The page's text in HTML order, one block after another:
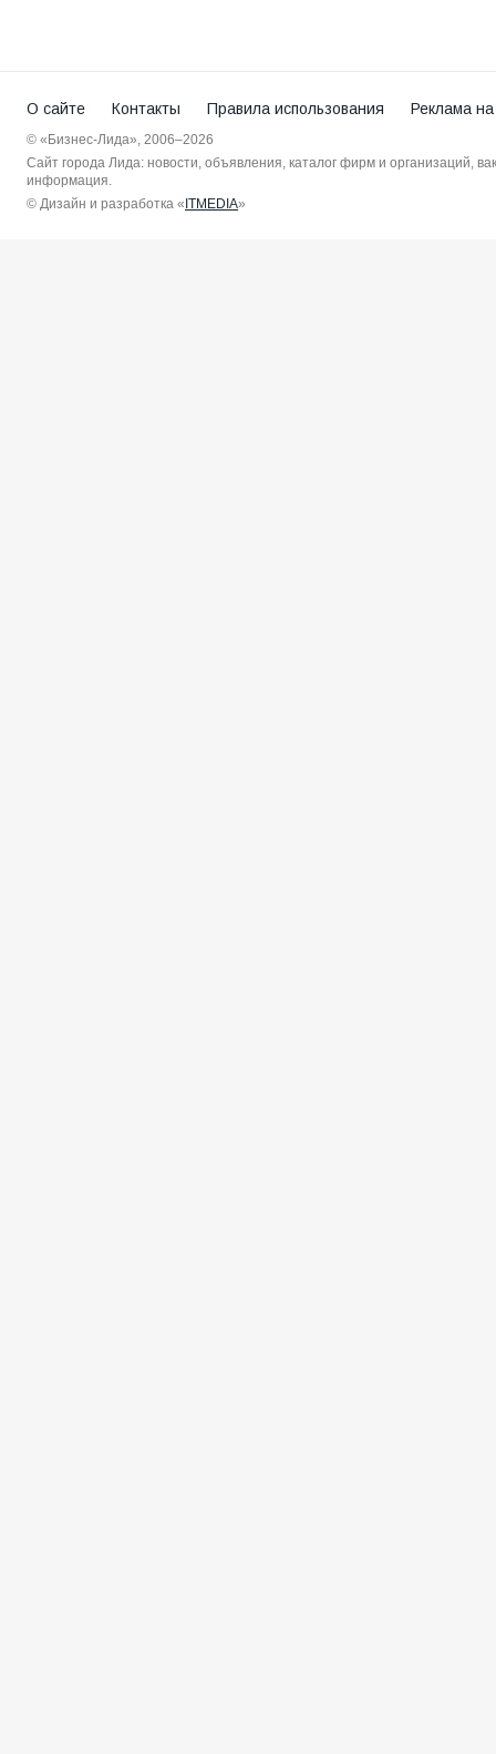
О сайте Контакты Правила использования Реклама
© «Бизнес-Лида», 2006–2026
Сайт города Лида: новости, объявления, каталог фирм и организаций,
информация.
© Дизайн и разработка « ITMEDIA»